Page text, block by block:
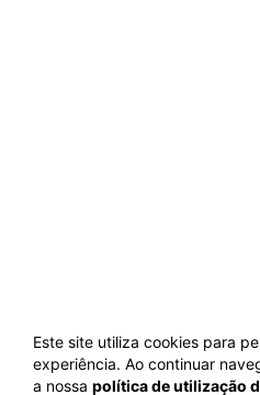
Este site utiliza cookies para
experiência. Ao continuar
a nossa política de utilização